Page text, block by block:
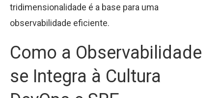
tridimensionalidade é a base para uma
observabilidade eficiente.
Como a Observabilidade
se Integra à Cultura